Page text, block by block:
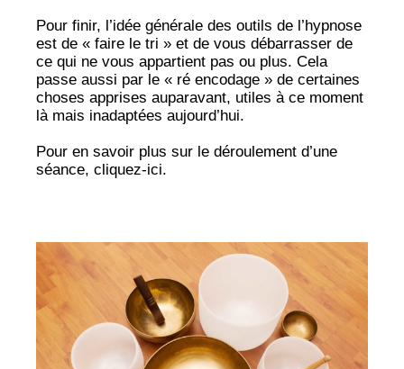
Pour finir, l’idée générale des outils de l’hypnose
est de « faire le tri » et de vous débarrasser de
ce qui ne vous appartient pas ou plus. Cela
passe aussi par le « ré encodage » de certaines
choses apprises auparavant, utiles à ce moment
là mais inadaptées aujourd’hui.
Pour en savoir plus sur le déroulement d’une
séance, cliquez-ici.